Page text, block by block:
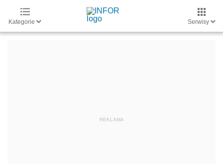
Kategorie Serwisy